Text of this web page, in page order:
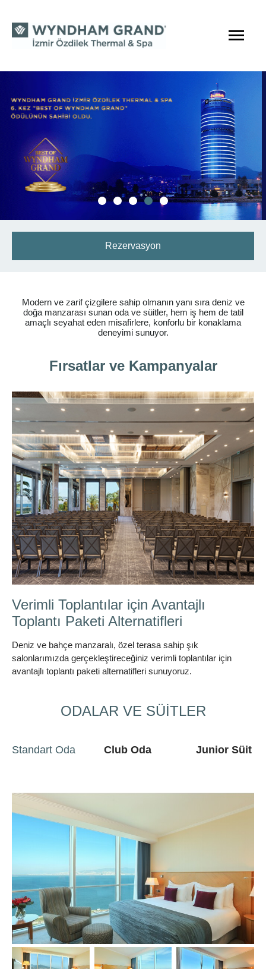
Rezervasyon
Modern ve zarif çizgilere sahip olmanın yanı sıra deniz ve
doğa manzarası sunan oda ve süitler, hem iş hem de tatil
amaçlı seyahat eden misafirlere, konforlu bir konaklama
deneyimi sunuyor.
Fırsatlar ve Kampanyalar
Bisikletle Bölgenin Güzelliklerini
Keşfedin
Bisikletle Bölge güzelliklerini keşfedin
ODALAR VE SÜİTLER
Standart Oda Club Oda Junior Süit